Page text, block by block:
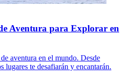
Aventura para Explorar en
aventura en el mundo. Desde
lugares te desafiarán y encantarán.